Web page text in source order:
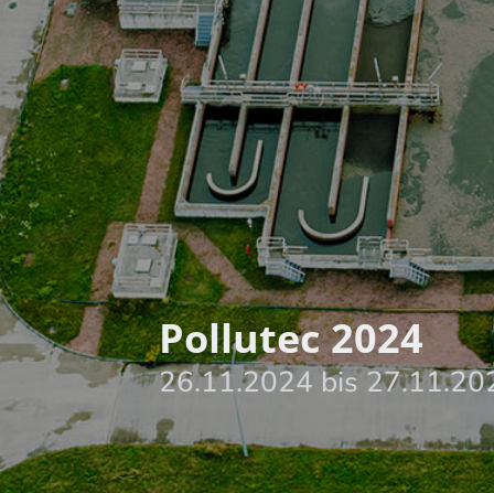
Pollutec 2024
26.11.2024 bis